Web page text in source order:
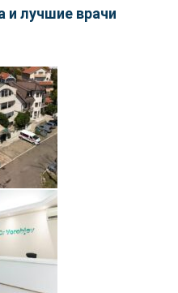
и лучшие врачи